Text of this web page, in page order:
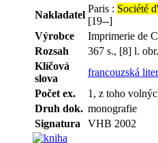
Nakladatel
Paris : Société
[19--]
Výrobce
Imprimerie de
Rozsah
367 s., [8] l.
Klíčová
slova
francouzská
Počet ex.
1, z toho
Druh dok. monografie
Signatura
VHB 2002